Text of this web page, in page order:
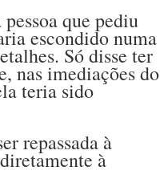
que pediu
escondido numa
Só disse ter
nas imediações do
teria sido
repassada à
à